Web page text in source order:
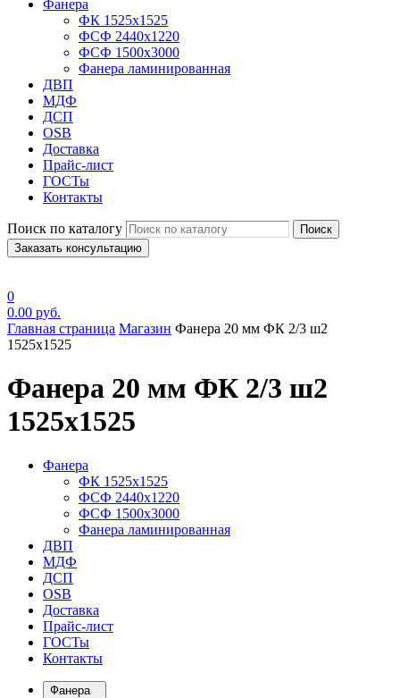
Фанера
ФК 1525х1525
ФСФ 2440х1220
ФСФ 1500х3000
Фанера ламинированная
ДВП
МДФ
ДСП
OSB
Доставка
Прайс-лист
ГОСТы
Контакты
Поиск по каталогу
Поиск
Заказать консультацию
0
0.00 руб.
Главная страница Магазин Фанера 20 мм ФК 2/3 ш2
1525х1525
Фанера 20 мм ФК 2/3 ш2
1525х1525
Фанера
ФК 1525х1525
ФСФ 2440х1220
ФСФ 1500х3000
Фанера ламинированная
ДВП
МДФ
ДСП
OSB
Доставка
Прайс-лист
ГОСТы
Контакты
Фанера